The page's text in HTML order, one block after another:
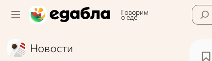
Говорим
о еде
Новости